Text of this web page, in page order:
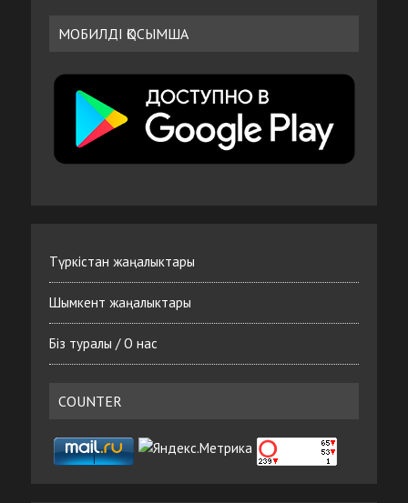
МОБИЛДІ ҚОСЫМША
Түркістан жаңалыктары
Шымкент жаңалыктары
Біз туралы / О нас
COUNTER